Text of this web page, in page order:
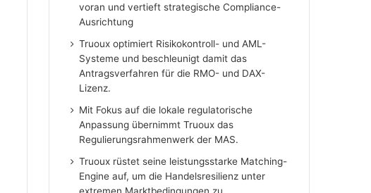
voran und vertieft strategische Compliance-
Ausrichtung
Truoux optimiert Risikokontroll- und AML-
Systeme und beschleunigt damit das
Antragsverfahren für die RMO- und DAX-
Lizenz.
Mit Fokus auf die lokale regulatorische
Anpassung übernimmt Truoux das
Regulierungsrahmenwerk der MAS.
Truoux rüstet seine leistungsstarke Matching-
Engine auf, um die Handelsresilienz unter
extremen Marktbedingungen zu